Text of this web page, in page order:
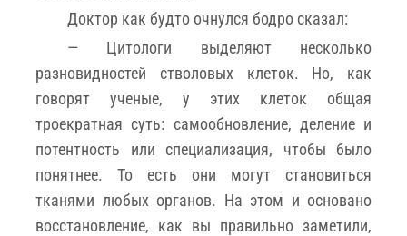
Доктор как будто очнулся бодро сказал:
— Цитологи выделяют несколько
разновидностей стволовых клеток. Но, как
говорят ученые, у этих клеток общая
троекратная суть: самообновление, деление и
потентность или специализация, чтобы было
понятнее. То есть они могут становиться
тканями любых органов. На этом и основано
восстановление, как вы правильно заметили,